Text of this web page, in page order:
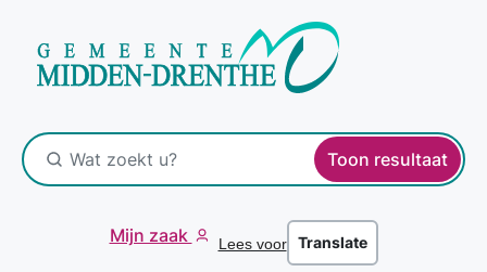
Toon resultaat
Mijn zaak Lees voor Translate